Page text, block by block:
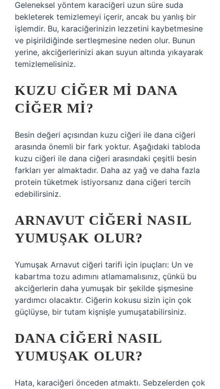
Geleneksel yöntem karaciğeri uzun süre suda
bekleterek temizlemeyi içerir, ancak bu yanlış bir
işlemdir. Bu, karaciğerinizin lezzetini kaybetmesine
ve pişirildiğinde sertleşmesine neden olur. Bunun
yerine, akciğerlerinizi akan suyun altında yıkayarak
temizlemelisiniz.
KUZU CIĞER MI DANA
CIĞER MI?
Besin değeri açısından kuzu ciğeri ile dana ciğeri
arasında önemli bir fark yoktur. Aşağıdaki tabloda
kuzu ciğeri ile dana ciğeri arasındaki çeşitli besin
farkları yer almaktadır. Daha az yağ ve daha fazla
protein tüketmek istiyorsanız dana ciğeri tercih
edebilirsiniz.
ARNAVUT CIĞERI NASIL
YUMUŞAK OLUR?
Yumuşak Arnavut ciğeri tarifi için ipuçları: Un ve
kabartma tozu adımını atlamamalısınız, çünkü bu
akciğerlerin daha yumuşak bir şekilde şişmesine
yardımcı olacaktır. Ciğerin kokusu sizin için çok
güçlüyse, bir tutam kişnişle yumuşatabilirsiniz.
DANA CIĞERI NASIL
YUMUŞAK OLUR?
Hata, karaciğeri önceden atmaktı. Sebzelerden çok